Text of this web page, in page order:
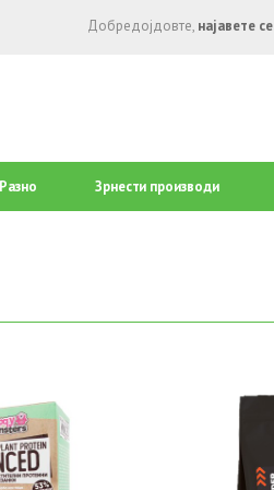
Добредојдовте, најавете се
Разно Зрнести производи